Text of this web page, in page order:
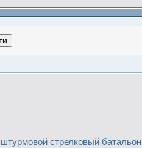
стрелковый батальон